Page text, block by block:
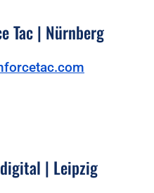
Tac | Nürnberg
digital | Leipzig